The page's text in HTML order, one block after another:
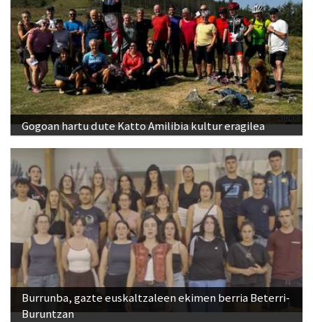
Gogoan hartu dute Katto Amilibia kultur eragilea
Burrunba, gazte euskaltzaleen ekimen berria Beterri-
Buruntzan